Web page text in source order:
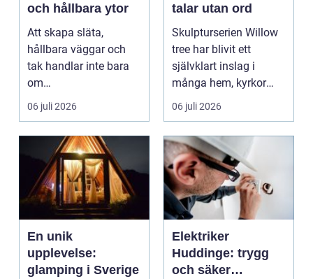
och hållbara ytor
Att skapa släta,
hållbara väggar och
tak handlar inte bara
om
hantverksskicklighet.
Valet av materia...
06 juli 2026
talar utan ord
Skulpturserien Willow
tree har blivit ett
självklart inslag i
många hem, kyrkor
och kapel...
06 juli 2026
En unik
upplevelse:
glamping i Sverige
Elektriker
Huddinge: trygg
och säker